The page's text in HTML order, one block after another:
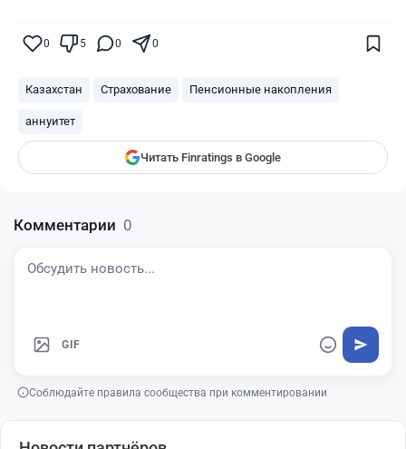
0 5 0 0
Казахстан Страхование Пенсионные накопления
аннуитет
Читать Finratings в Google
Поставьте галочку рядом с
Finratings
Комментарии 0
GIF
Соблюдайте правила сообщества при комментировании